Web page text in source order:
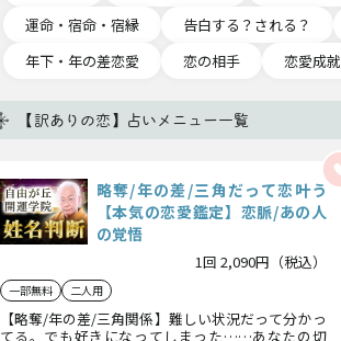
運命・宿命・宿縁
告白する？される？
年下・年の差恋愛
恋の相手 恋愛成就
【訳ありの恋】占いメニュー一覧
略奪/年の差/三角だって恋叶う
【本気の恋愛鑑定】恋脈/あの人
の覚悟
1回 2,090円（税込）
一部無料 二人用
【略奪/年の差/三角関係】難しい状況だって分かっ
てる。でも好きになってしまった……あなたの切